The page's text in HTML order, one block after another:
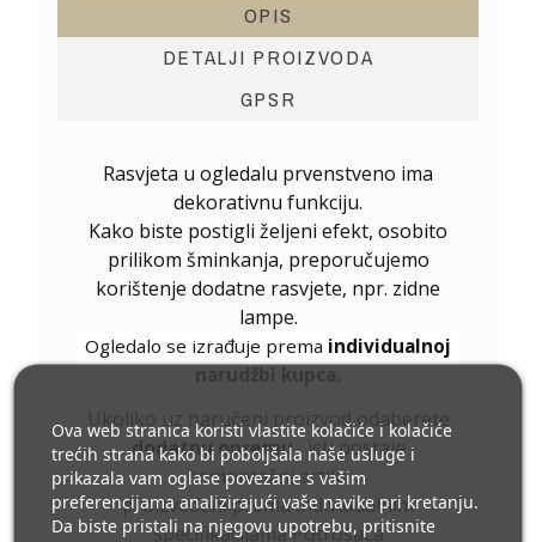
OPIS
DETALJI PROIZVODA
GPSR
Rasvjeta u ogledalu prvenstveno ima
dekorativnu funkciju.
Kako biste postigli željeni efekt, osobito
prilikom šminkanja, preporučujemo
korištenje dodatne rasvjete, npr. zidne
lampe.
Ogledalo se izrađuje prema individualnoj
Ukoliko uz naručeni proizvod odaberete
dodatnu opremu, isti postaje
nemontažni artikl,
proizvedeni prema individualnim
specifikacijama Potrošača
Ova web stranica koristi vlastite kolačiće i kolačiće
trećih strana kako bi poboljšala naše usluge i
prikazala vam oglase povezane s vašim
preferencijama analizirajući vaše navike pri kretanju.
Da biste pristali na njegovu upotrebu, pritisnite